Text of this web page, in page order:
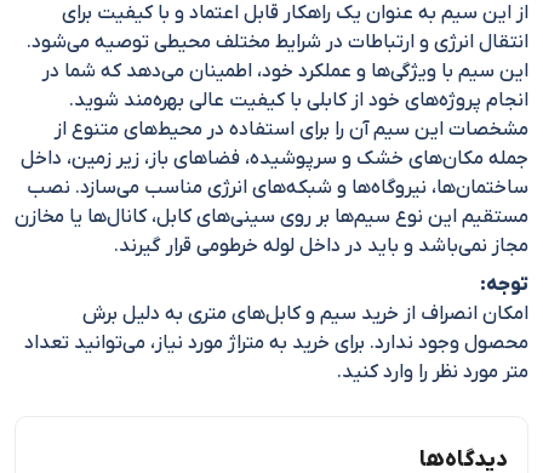
از این سیم به عنوان یک راهکار قابل اعتماد و با کیفیت برای
انتقال انرژی و ارتباطات در شرایط مختلف محیطی توصیه می‌شود.
این سیم با ویژگی‌ها و عملکرد خود، اطمینان می‌دهد که شما در
انجام پروژه‌های خود از کابلی با کیفیت عالی بهره‌مند شوید.
مشخصات این سیم آن را برای استفاده در محیط‌های متنوع از
جمله مکان‌های خشک و سرپوشیده، فضاهای باز، زیر زمین، داخل
ساختمان‌ها، نیروگاه‌ها و شبکه‌های انرژی مناسب می‌سازد. نصب
مستقیم این نوع سیم‌ها بر روی سینی‌های کابل، کانال‌ها یا مخازن
مجاز نمی‌باشد و باید در داخل لوله خرطومی قرار گیرند.
توجه:
امکان انصراف از خرید سیم و کابل‌های متری به دلیل برش
محصول وجود ندارد. برای خرید به متراژ مورد نیاز، می‌توانید تعداد
متر مورد نظر را وارد کنید.
دیدگاه‌ها